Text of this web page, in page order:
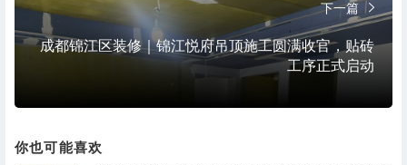
下一篇
成都锦江区装修｜锦江悦府吊顶施工圆满收官，贴砖
工序正式启动
你也可能喜欢